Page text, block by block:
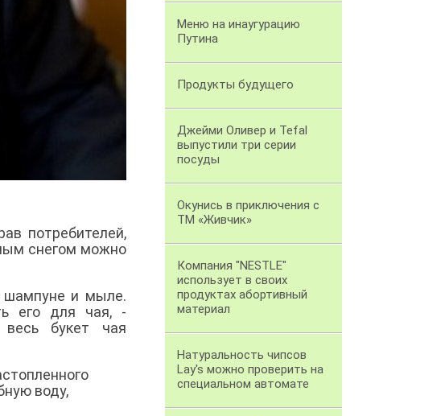
потребителей,
снегом можно
шампуне и мыле.
его для чая, -
весь букет чая
воду,
Меню на инаугурацию
Путина
Продукты будущего
Джейми Оливер и Tefal
выпустили три серии
посуды
Окунись в приключения с
ТМ «Живчик»
Компания "NESTLE"
использует в своих
продуктах абортивный
материал
Натуральность чипсов
Lay's можно проверить на
специальном автомате